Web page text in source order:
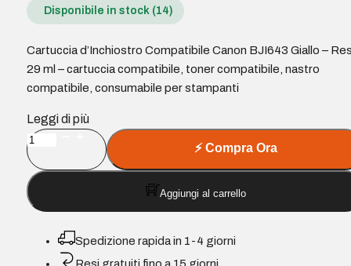
Disponibile in stock (14)
Cartuccia d’Inchiostro Compatibile Canon BJI643 Giallo –
29 ml – cartuccia compatibile, toner compatibile, nastro
compatibile, consumabile per stampanti
Leggi di più
Cartuccia
d'Inchiostro
Compatibile
Canon
BJI643
quantità
⚡Compra Ora
Aggiungi al carrello
Spedizione rapida in 1-4 giorni